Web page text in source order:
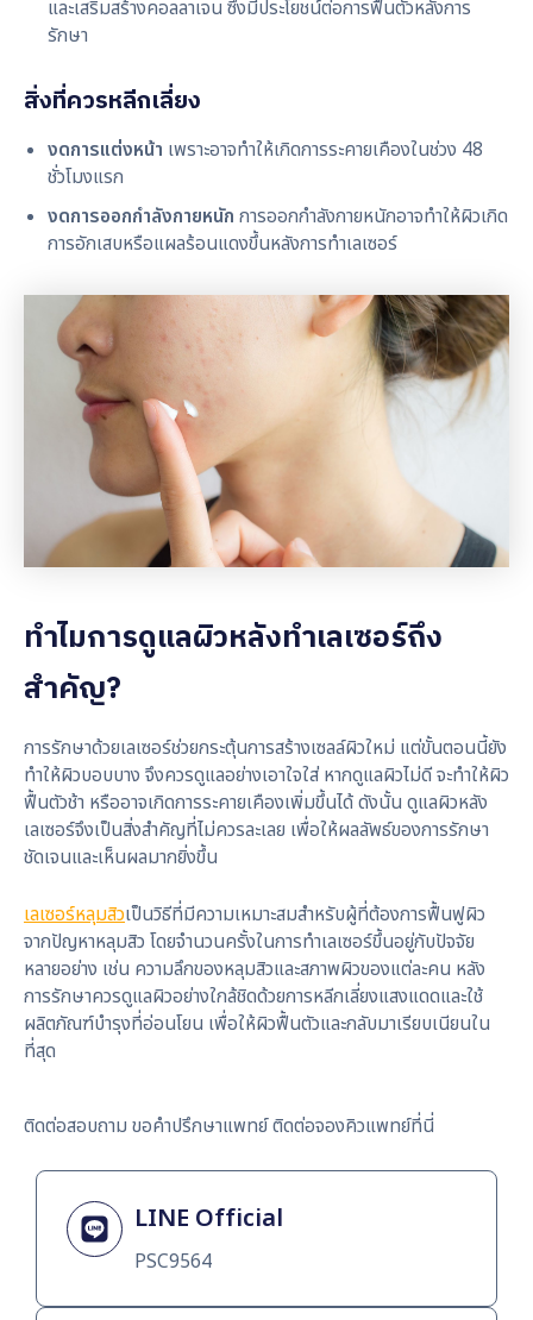
และเสริมสร้างคอลลาเจน ซึ่งมีประโยชน์ต่อการฟื้นตัวหลังการ
รักษา
สิ่งที่ควรหลีกเลี่ยง
งดการแต่งหน้า เพราะอาจทำให้เกิดการระคายเคืองในช่วง 48
ชั่วโมงแรก
งดการออกกำลังกายหนัก การออกกำลังกายหนักอาจทำให้ผิวเกิด
การอักเสบหรือแผลร้อนแดงขึ้นหลังการทำเลเซอร์
ทำไมการดูแลผิวหลังทำเลเซอร์ถึง
สำคัญ?
การรักษาด้วยเลเซอร์ช่วยกระตุ้นการสร้างเซลล์ผิวใหม่ แต่ขั้นตอนนี้ยัง
ทำให้ผิวบอบบาง จึงควรดูแลอย่างเอาใจใส่ หากดูแลผิวไม่ดี จะทำให้ผิว
ฟื้นตัวช้า หรืออาจเกิดการระคายเคืองเพิ่มขึ้นได้ ดังนั้น ดูแลผิวหลัง
เลเซอร์จึงเป็นสิ่งสำคัญที่ไม่ควรละเลย เพื่อให้ผลลัพธ์ของการรักษา
ชัดเจนและเห็นผลมากยิ่งขึ้น
เลเซอร์หลุมสิวเป็นวิธีที่มีความเหมาะสมสำหรับผู้ที่ต้องการฟื้นฟูผิว
จากปัญหาหลุมสิว โดยจำนวนครั้งในการทำเลเซอร์ขึ้นอยู่กับปัจจัย
หลายอย่าง เช่น ความลึกของหลุมสิวและสภาพผิวของแต่ละคน หลัง
การรักษาควรดูแลผิวอย่างใกล้ชิดด้วยการหลีกเลี่ยงแสงแดดและใช้
ผลิตภัณฑ์บำรุงที่อ่อนโยน เพื่อให้ผิวฟื้นตัวและกลับมาเรียบเนียนใน
ที่สุด
ติดต่อสอบถาม ขอคำปรึกษาแพทย์ ติดต่อจองคิวแพทย์ที่นี่
LINE Official
PSC9564